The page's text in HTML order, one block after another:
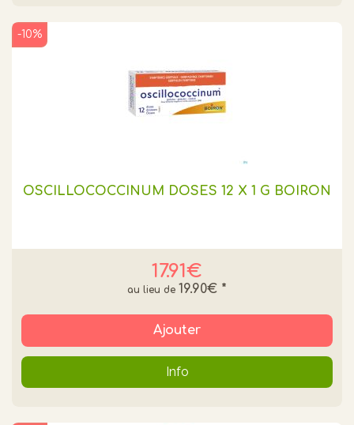
OSCILLOCOCCINUM DOSES 12 X 1 G BOIRON
17.91€
-10%
19.90€ *
Ajouter
Info